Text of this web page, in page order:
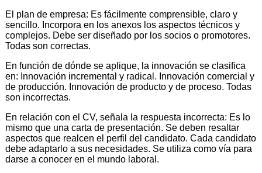
El plan de empresa: Es fácilmente comprensible, claro y
sencillo. Incorpora en los anexos los aspectos técnicos y
complejos. Debe ser diseñado por los socios o promotores.
Todas son correctas.
En función de dónde se aplique, la innovación se clasifica
en: Innovación incremental y radical. Innovación comercial y
de producción. Innovación de producto y de proceso. Todas
son incorrectas.
En relación con el CV, señala la respuesta incorrecta: Es lo
mismo que una carta de presentación. Se deben resaltar
aspectos que realcen el perfil del candidato. Cada candidato
debe adaptarlo a sus necesidades. Se utiliza como vía para
darse a conocer en el mundo laboral.